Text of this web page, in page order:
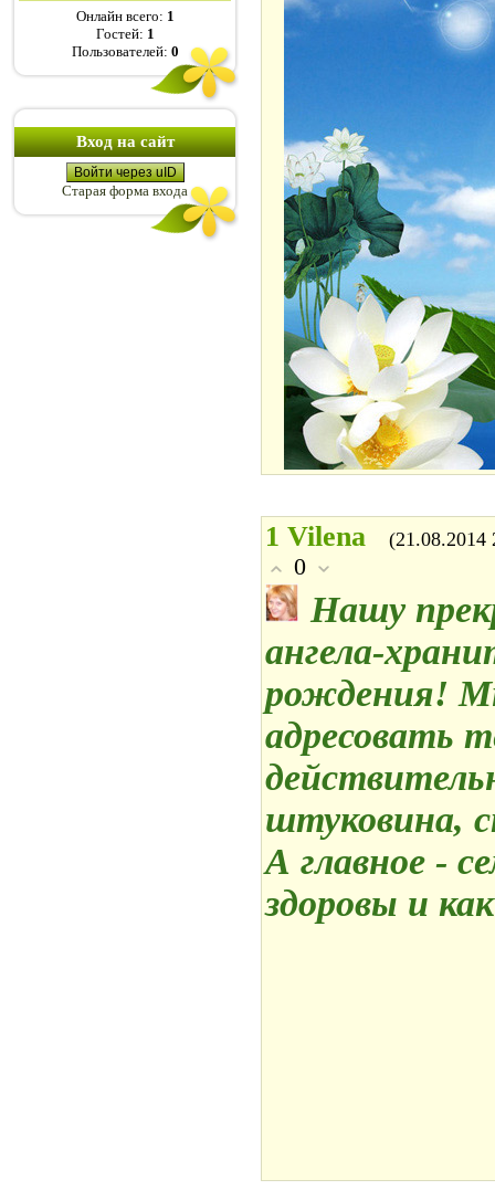
Онлайн всего: 1
Гостей: 1
Пользователей: 0
Вход на сайт
Войти через uID
Старая форма входа
1 Vilena (21.08.2014
0
Нашу
ангела-
рождения!
адресовать
штуковина,
А главное -
здоровы и